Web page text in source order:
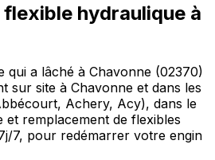
flexible hydraulique à
qui a lâché à Chavonne (02370)
sur site à Chavonne et dans les
Achery, Acy), dans le
et remplacement de flexibles
7, pour redémarrer votre engin